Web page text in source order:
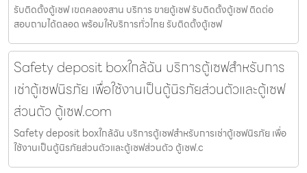
รับติดตั้งตู้เซฟ เขตคลองสาน บริการ ขายตู้เซฟ รับติดตั้งตู้เซฟ ติดต่อ
สอบถามได้ตลอด พร้อมให้บริการทั่วไทย รับติดตั้งตู้เซฟ
Safety deposit boxใกล้ฉัน บริการตู้เซฟสำหรับการ
เช่าตู้เซฟนิรภัย เพื่อใช้งานเป็นตู้นิรภัยส่วนตัวและตู้เซฟ
ส่วนตัว ตู้เซฟ.com
Safety deposit boxใกล้ฉัน บริการตู้เซฟสำหรับการเช่าตู้เซฟนิรภัย เพื่อ
ใช้งานเป็นตู้นิรภัยส่วนตัวและตู้เซฟส่วนตัว ตู้เซฟ.c